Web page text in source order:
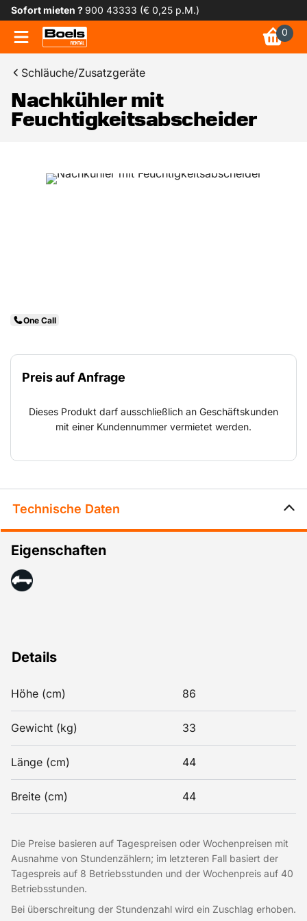
Sofort mieten ?900 43333 (€ 0,25 p.M.)
0
Schläuche/Zusatzgeräte
Nachkühler mit
Feuchtigkeitsabscheider
One Call
Preis auf Anfrage
Dieses Produkt darf ausschließlich an Geschäftskunden
mit einer Kundennummer vermietet werden.
Technische Daten
Details
Höhe (cm) 86
Gewicht (kg) 33
Länge (cm) 44
Breite (cm) 44
Eigenschaften
Die Preise basieren auf Tagespreisen oder Wochenpreisen mit
Ausnahme von Stundenzählern; im letzteren Fall basiert der
Tagespreis auf 8 Betriebsstunden und der Wochenpreis auf 40
Betriebsstunden.
Bei überschreitung der Stundenzahl wird ein Zuschlag erhoben.